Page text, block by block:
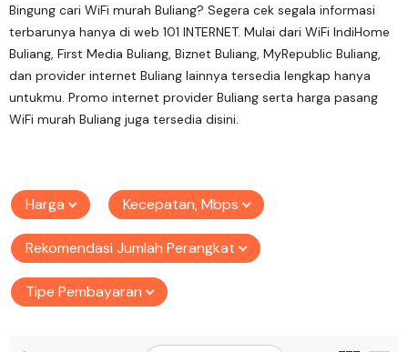
Bingung cari WiFi murah Buliang? Segera cek segala informasi
terbarunya hanya di web 101 INTERNET. Mulai dari WiFi IndiHome
Buliang, First Media Buliang, Biznet Buliang, MyRepublic Buliang,
dan provider internet Buliang lainnya tersedia lengkap hanya
untukmu. Promo internet provider Buliang serta harga pasang
WiFi murah Buliang juga tersedia disini.
Harga Kecepatan, Mbps
Rekomendasi Jumlah Perangkat
Tipe Pembayaran